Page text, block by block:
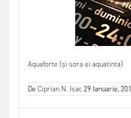
Aquaforte (și sora ei aquatinta)
DeCiprian N. Isac29 Ianuarie,